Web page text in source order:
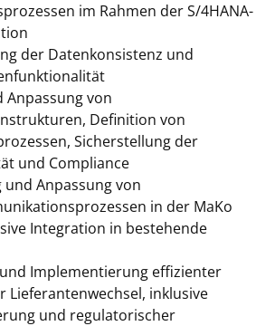
im Rahmen der S/4HANA-
der Datenkonsistenz und
Anpassung von
Definition von
Sicherstellung der
und Compliance
und Anpassung von
in der MaKo
Integration in bestehende
Implementierung effizienter
Lieferantenwechsel, inklusive
und regulatorischer